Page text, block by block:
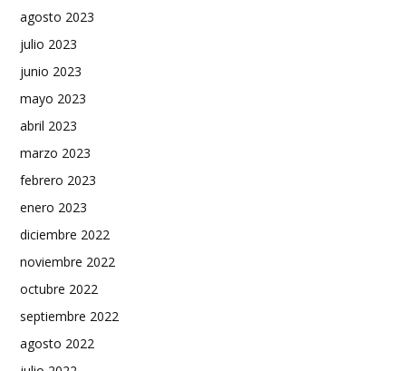
agosto 2023
julio 2023
junio 2023
mayo 2023
abril 2023
marzo 2023
febrero 2023
enero 2023
diciembre 2022
noviembre 2022
octubre 2022
septiembre 2022
agosto 2022